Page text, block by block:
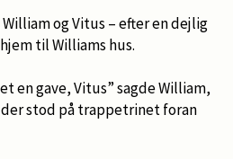
og Vitus – efter en dejlig
til Williams hus.
en gave, Vitus” sagde William,
stod på trappetrinet foran